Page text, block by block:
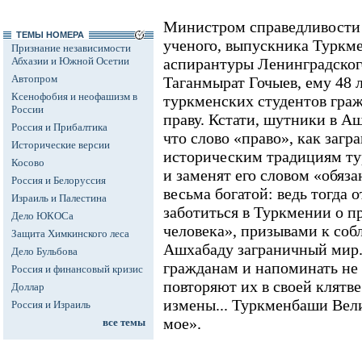
ТЕМЫ НОМЕРА
Признание независимости
Абхазии и Южной Осетии
Автопром
Ксенофобия и неофашизм в
России
Россия и Прибалтика
Исторические версии
Косово
Россия и Белоруссия
Израиль и Палестина
Дело ЮКОСа
Защита Химкинского леса
Дело Бульбова
Россия и финансовый кризис
Доллар
Россия и Израиль
все темы
Министром
ученого, выпускника
аспирантуры
Таганмырат Гочыев, ему 48
туркменских студентов
праву. Кстати, шутники в
что слово «право», как
историческим традициям
и заменят его словом
весьма богатой: ведь тогда
заботиться в Туркмении о
человека», призывами к
Ашхабаду заграничный
гражданам и напоминать
повторяют их в своей
измены... Туркменбаши
мое».